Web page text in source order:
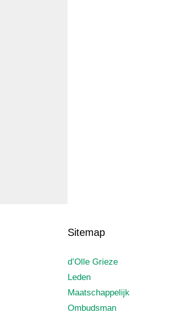
Sitemap
d’Olle Grieze
Leden
Maatschappelijk
Ombudsman